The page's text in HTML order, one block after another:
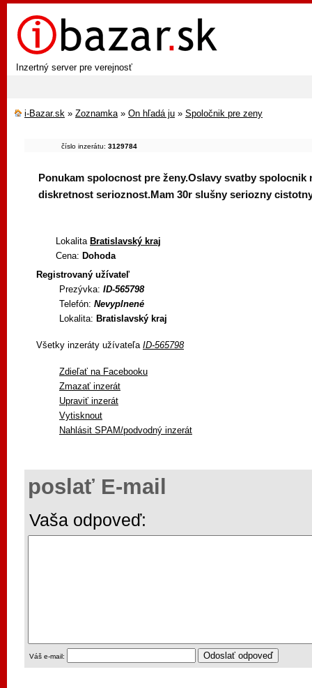
Inzertný server pre verejnosť
i-Bazar.sk » Zoznamka» On hľadá ju » Spoločnik pre zeny
číslo inzerátu: 3129784
Ponukam spolocnost pre ženy.Oslavy svatby
diskretnost serioznost.Mam 30r slušny seriozny
Lokalita Bratislavský kraj
Cena: Dohoda
Registrovaný užívateľ
Prezývka: ID-565798
Telefón: Nevyplnené
Lokalita: Bratislavský kraj
Všetky inzeráty užívateľa ID-565798
Zdieľať na Facebooku
Zmazať inzerát
Upraviť inzerát
Vytisknout
Nahlásit SPAM/podvodný inzerát
poslať E-mail
Vaša odpoveď:
Váš e-mail: